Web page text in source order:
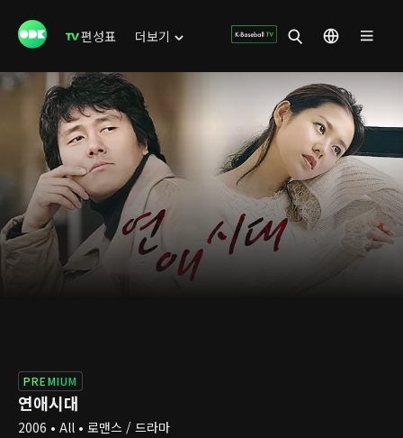
편성표 더보기
PREMIUM
연애시대
2006 • All • 로맨스 / 드라마